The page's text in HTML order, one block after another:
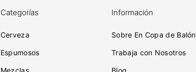
Categorías
Cerveza
Espumosos
Información
Sobre En Copa de Balón
Trabaja con Nosotros